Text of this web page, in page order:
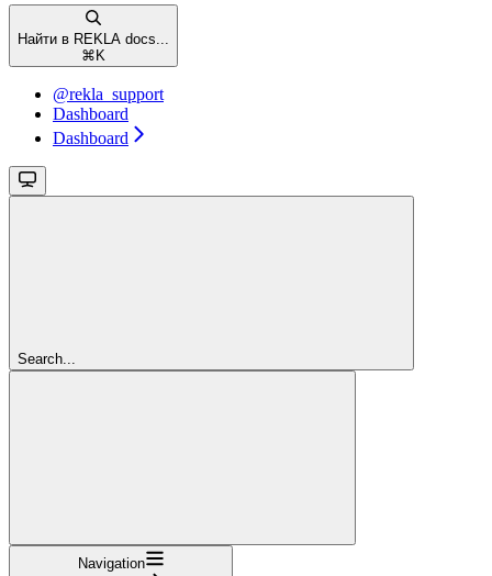
Найти в REKLA docs...
⌘ K
@rekla_support
Dashboard
Dashboard
Search...
Navigation